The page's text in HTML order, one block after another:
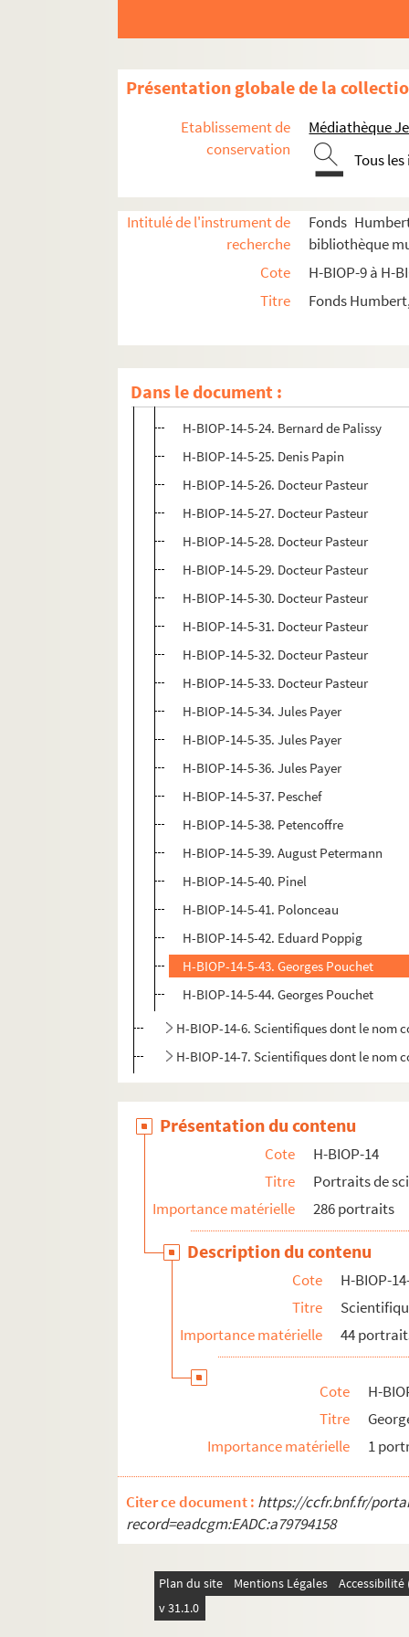
Présentation globale de la
Etablissement de
conservation
Médiathèque
Tous
Intitulé de l'instrument de
recherche
Fonds
bibliothèque
Cote
H-BIOP-9 à H-
Titre
Fonds
Dans le document :
H-BIOP-14-5-12. Moutin
H-BIOP-14-5-14. Docteur Gurneau de
H-BIOP-14-5-15. Docteur Gurneau de
H-BIOP-14-5-16. J. M. Navoit
H-BIOP-14-5-17. Nelson
H-BIOP-14-5-21. Nordenskiold
H-BIOP-14-5-22. Norry
H-BIOP-14-5-23. Abraham Ortelius
H-BIOP-14-5-24. Bernard de Palissy
H-BIOP-14-5-25. Denis Papin
H-BIOP-14-5-26. Docteur Pasteur
H-BIOP-14-5-27. Docteur Pasteur
H-BIOP-14-5-28. Docteur Pasteur
H-BIOP-14-5-29. Docteur Pasteur
H-BIOP-14-5-30. Docteur Pasteur
H-BIOP-14-5-31. Docteur Pasteur
H-BIOP-14-5-32. Docteur Pasteur
H-BIOP-14-5-33. Docteur Pasteur
H-BIOP-14-5-34. Jules Payer
H-BIOP-14-5-35. Jules Payer
H-BIOP-14-5-36. Jules Payer
H-BIOP-14-5-37. Peschef
H-BIOP-14-5-38. Petencoffre
H-BIOP-14-5-39. August Petermann
H-BIOP-14-5-40. Pinel
H-BIOP-14-5-41. Polonceau
H-BIOP-14-5-42. Eduard Poppig
H-BIOP-14-5-43. Georges Pouchet
H-BIOP-14-5-44. Georges Pouchet
H-BIOP-14-6. Scientifiques dont le nom
H-BIOP-14-7. Scientifiques dont le nom
Présentation du contenu
Cote
H-BIOP-14
Titre
Portraits de
Importance matérielle
286 portraits
Description du contenu
Cote
H-BIOP-
Titre
Importance matérielle
44
Cote
H-
Titre
Importance matérielle
1
Citer ce document : https://ccfr.bnf.fr/
record=eadcgm:EADC:a79794158
Plan du site Mentions Légales
v 31.1.0